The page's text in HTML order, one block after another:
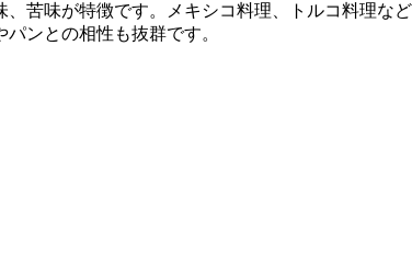
苦味が特徴です。メキシコ料理、トルコ料理な
ンとの相性も抜群です。